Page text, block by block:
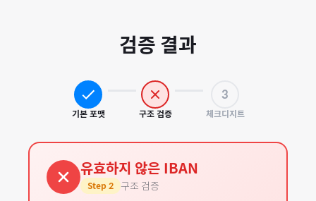
검증 결과
기본 포맷 구조 검증
3
체크디지트
유효하지 않은 IBAN
Step 2 구조 검증